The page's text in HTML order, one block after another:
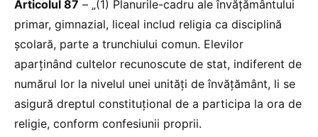
Articolul 87 – „(1) Planurile-cadru ale învățământului
primar, gimnazial, liceal includ religia ca disciplină
școlară, parte a trunchiului comun. Elevilor
aparținând cultelor recunoscute de stat, indiferent de
numărul lor la nivelul unei unități de învățământ, li se
asigură dreptul constituțional de a participa la ora de
religie, conform confesiunii proprii.